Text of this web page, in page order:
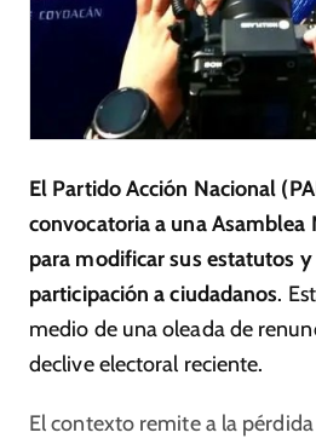
El Partido Acción Nacional
convocatoria a una Asamblea
para modificar sus estatutos
participación a ciudadanos.
medio de una oleada de
declive electoral reciente.
El contexto remite a la